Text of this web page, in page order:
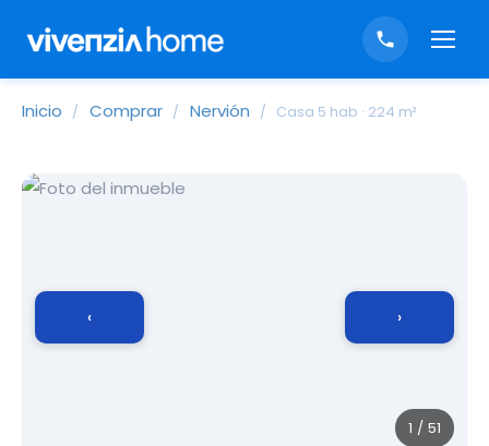
Inicio / Comprar / Nervión / Casa 5 hab · 224 m²
‹ ›
1 / 51